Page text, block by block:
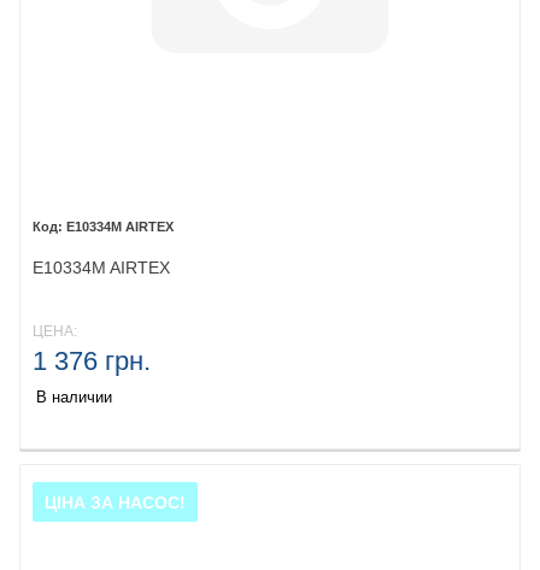
E10334M AIRTEX
E10334M AIRTEX
ЦЕНА:
1 376 грн.
В наличии
ЦІНА ЗА НАСОС!